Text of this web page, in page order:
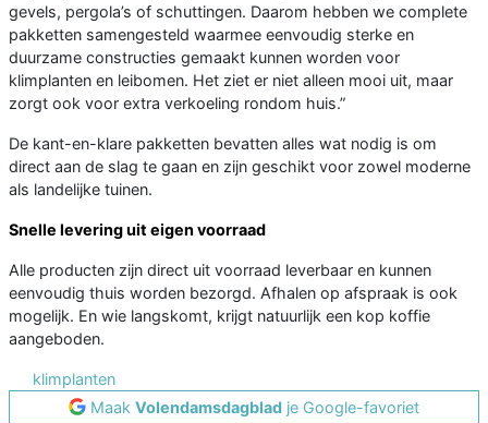
gevels, pergola’s of schuttingen. Daarom hebben we complete
pakketten samengesteld waarmee eenvoudig sterke en
duurzame constructies gemaakt kunnen worden voor
klimplanten en leibomen. Het ziet er niet alleen mooi uit, maar
zorgt ook voor extra verkoeling rondom huis.”
De kant-en-klare pakketten bevatten alles wat nodig is om
direct aan de slag te gaan en zijn geschikt voor zowel moderne
als landelijke tuinen.
Snelle levering uit eigen voorraad
Alle producten zijn direct uit voorraad leverbaar en kunnen
eenvoudig thuis worden bezorgd. Afhalen op afspraak is ook
mogelijk. En wie langskomt, krijgt natuurlijk een kop koffie
aangeboden.
klimplanten
Maak Volendamsdagblad je Google-favoriet